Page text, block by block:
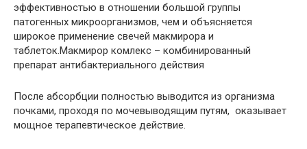
эффективностью в отношении большой группы
патогенных микроорганизмов, чем и объясняется
широкое применение свечей макмирора и
таблеток.Макмирор комлекс – комбинированный
препарат антибактериального действия
После абсорбции полностью выводится из организма
почками, проходя по мочевыводящим путям, оказывает
мощное терапевтическое действие.